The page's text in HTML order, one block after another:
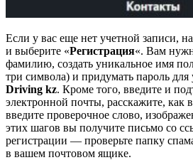
Если у вас еще нет учетной записи,
и выберите «Регистрация«. Вам
фамилию, создать уникальное имя
три символа) и придумать пароль для
Driving kz. Кроме того, введите и
электронной почты, расскажите, как
введите проверочное слово,
этих шагов вы получите письмо со
регистрации — проверьте папку
в вашем почтовом ящике.